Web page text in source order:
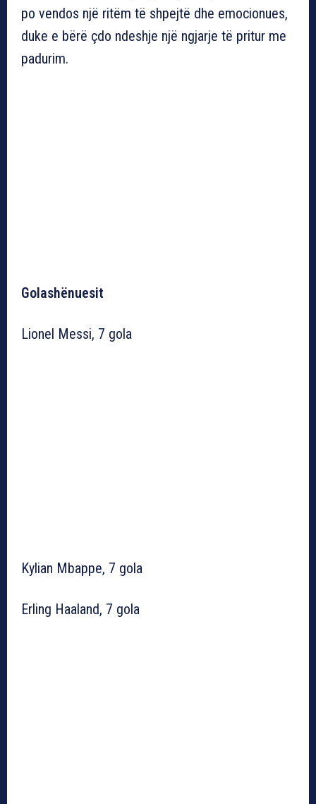
po vendos një ritëm të shpejtë dhe emocionues,
duke e bërë çdo ndeshje një ngjarje të pritur me
padurim.
Golashënuesit
Lionel Messi, 7 gola
Kylian Mbappe, 7 gola
Erling Haaland, 7 gola